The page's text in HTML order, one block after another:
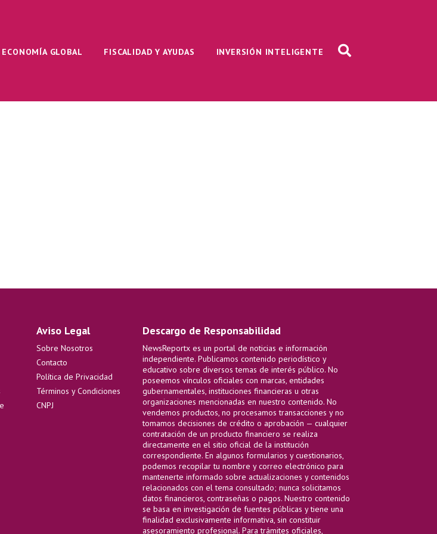
ECONOMÍA GLOBAL FISCALIDAD Y AYUDAS INVERSIÓN INTELIGENTE
Aviso Legal
Sobre Nosotros
Contacto
Política de Privacidad
Términos y Condiciones
CNPJ
Descargo de Responsabilidad
NewsReportx es un portal de noticias e información
independiente. Publicamos contenido periodístico y
educativo sobre diversos temas de interés público. No
poseemos vínculos oficiales con marcas, entidades
gubernamentales, instituciones financieras u otras
organizaciones mencionadas en nuestro contenido. No
vendemos productos, no procesamos transacciones y no
tomamos decisiones de crédito o aprobación — cualquier
contratación de un producto financiero se realiza
directamente en el sitio oficial de la institución
correspondiente. En algunos formularios y cuestionarios,
podemos recopilar tu nombre y correo electrónico para
mantenerte informado sobre actualizaciones y contenidos
relacionados con el tema consultado; nunca solicitamos
datos financieros, contraseñas o pagos. Nuestro contenido
se basa en investigación de fuentes públicas y tiene una
finalidad exclusivamente informativa, sin constituir
asesoramiento profesional. Para trámites oficiales,